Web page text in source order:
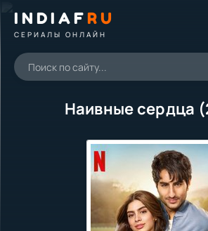
INDIAFRU
СЕРИАЛЫ ОНЛАЙН
Наивные сердца